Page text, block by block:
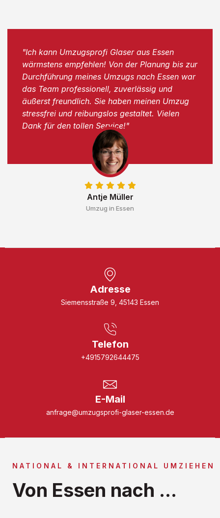
Antje Müller
Umzug in Essen
"Ich kann Umzugsprofi Glaser aus Essen
wärmstens empfehlen! Von der Planung bis zur
Durchführung meines Umzugs nach Essen war
das Team professionell, zuverlässig und
äußerst freundlich. Sie haben meinen Umzug
stressfrei und reibungslos gestaltet. Vielen
Dank für den tollen Service!"
Adresse
Siemensstraße 9, 45143 Essen
Telefon
+4915792644475
E-Mail
anfrage@umzugsprofi-glaser-essen.de
NATIONAL & INTERNATIONAL UMZIEHEN
Von Essen nach ...